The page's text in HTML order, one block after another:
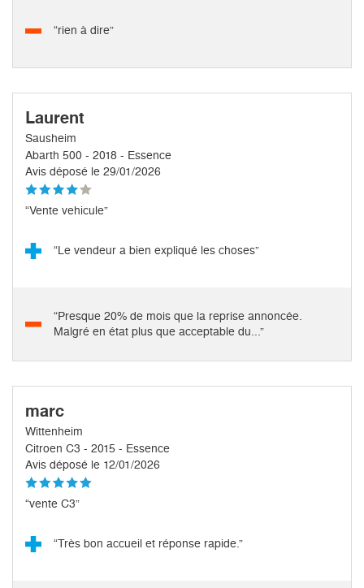
“rien à dire”
Laurent
Sausheim
Abarth 500 - 2018 - Essence
Avis déposé le 29/01/2026
“Vente vehicule”
“Le vendeur a bien expliqué les choses”
“Presque 20% de mois que la reprise annoncée.
Malgré en état plus que acceptable du...”
marc
Wittenheim
Citroen C3 - 2015 - Essence
Avis déposé le 12/01/2026
“vente C3”
“Très bon accueil et réponse rapide.”